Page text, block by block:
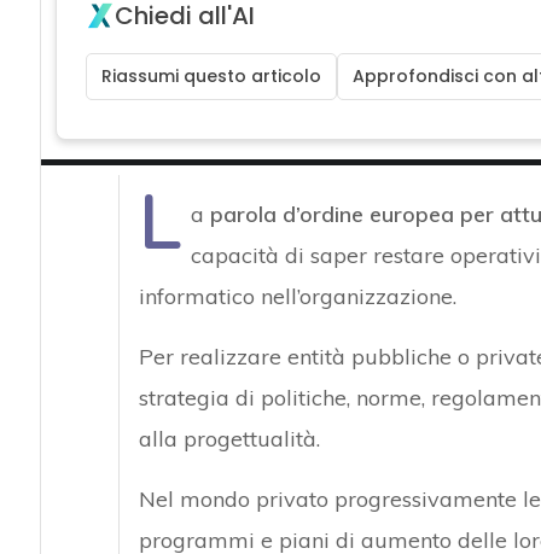
Chiedi all'AI
Riassumi questo articolo Approfondisci con
L a parola d’ordine europea per
capacità di saper restare
informatico nell’organizzazione.
Per realizzare entità pubbliche o
strategia di politiche, norme,
alla progettualità.
Nel mondo privato progressivamente
programmi e piani di aumento delle